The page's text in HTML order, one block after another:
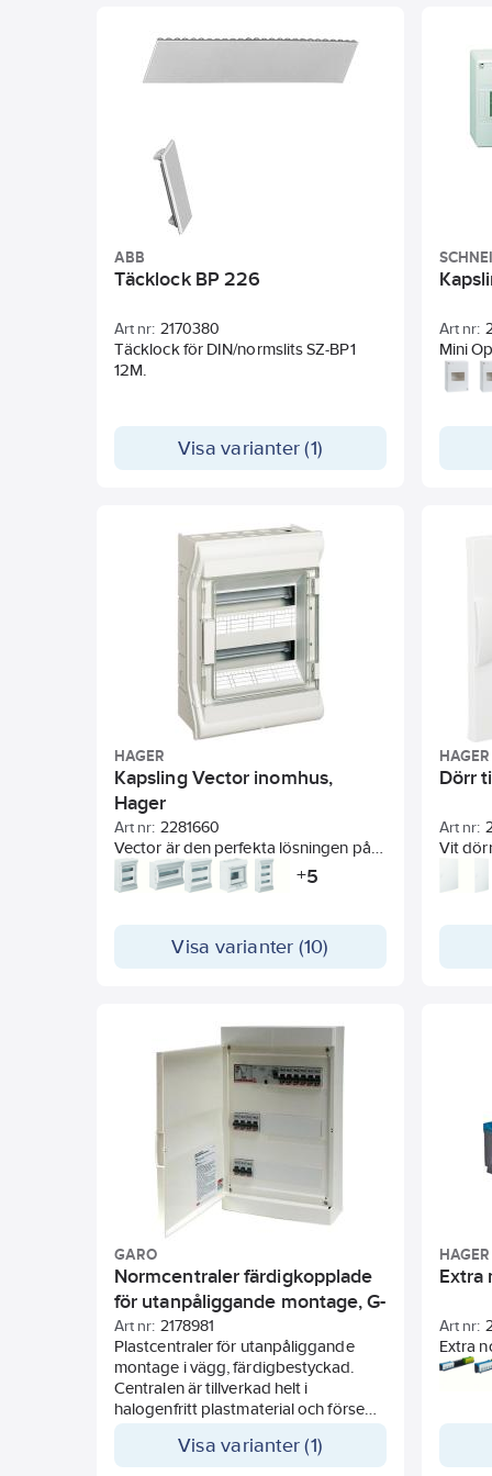
vinkel vilket gör att man får ett
bekvämt arbetsutrymme samt en stor
finns i
4
ABB
Täcklock BP 226
Art nr: 2170380
Täcklock för DIN/normslits SZ-BP1
12M.
Visa varianter (1)
Art nr:
Mini
för
HAGER
Kapsling Vector inomhus,
Hager
Art nr: 2281660
Vector är den perfekta lösningen på
kapslingsproblem i riktigt svåra
miljöer inomhus, som tvätthallar och
snabbt och enkelt tack vare multifläns
+5
Visa varianter (10)
HAGER
Dörr
Art nr:
Vit
Höger-
GARO
Normcentraler färdigkopplade
för utanpåliggande montage, G-
pack 6kA
Art nr: 2178981
Plastcentraler för utanpåliggande
montage i vägg, färdigbestyckad.
Centralen är tillverkad helt i
halogenfritt plastmaterial och försedd
hålls hela inredet på plats och kan vid
Visa varianter (1)
HAGER
Extra
Art nr:
Extra